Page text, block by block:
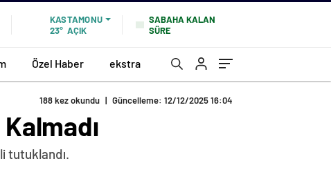
KASTAMONU
23° AÇIK
SABAHA KALAN
SÜRE
Özel Haber ekstra
188 kez okundu | Güncelleme: 12/12/2025 16:04
tutuklandı.